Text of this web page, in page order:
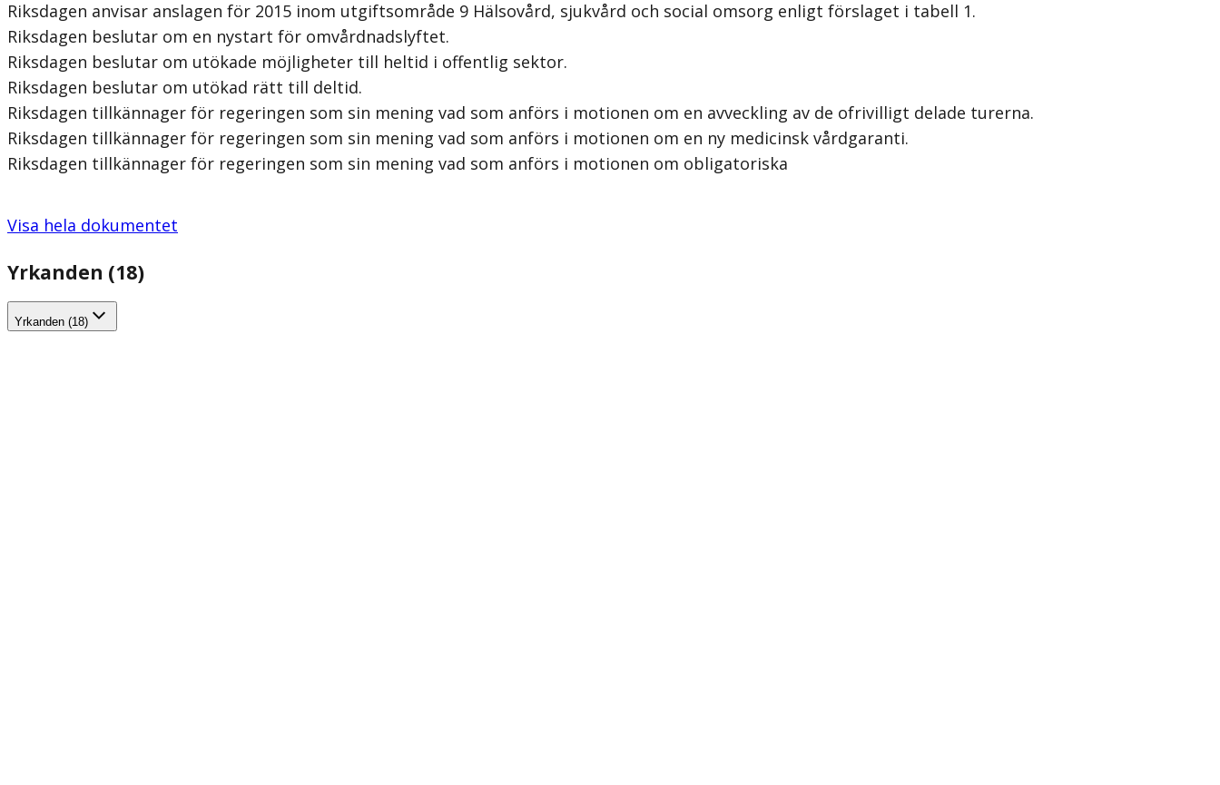
Riksdagen anvisar anslagen för 2015 inom utgiftsområde 9 Hälsovård, sjukvård och social omsorg enligt förslaget i tabell 1.
Riksdagen beslutar om en nystart för omvårdnadslyftet.
Riksdagen beslutar om utökade möjligheter till heltid i offentlig sektor.
Riksdagen beslutar om utökad rätt till deltid.
Riksdagen tillkännager för regeringen som sin mening vad som anförs i motionen om en avveckling av de ofrivilligt delade turerna.
Riksdagen tillkännager för regeringen som sin mening vad som anförs i motionen om en ny medicinsk vårdgaranti.
Riksdagen tillkännager för regeringen som sin mening vad som anförs i motionen om obligatoriska
Visa hela dokumentet
Yrkanden (18)
Yrkanden (18)